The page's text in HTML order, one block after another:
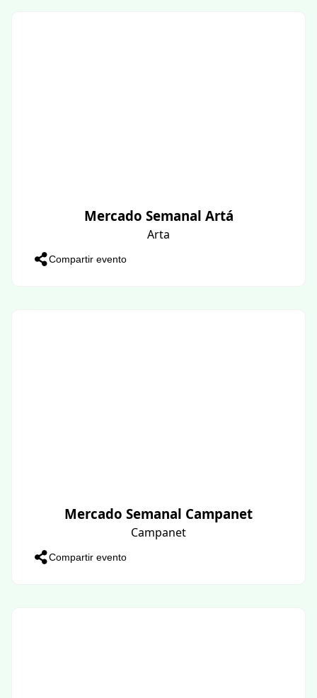
Mercado Semanal Artá
Arta
Compartir evento
Mercado Semanal Campanet
Campanet
Compartir evento